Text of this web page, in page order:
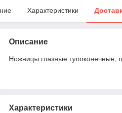
Характеристики
Описание
Ножницы глазные тупоконечные,
Характеристики